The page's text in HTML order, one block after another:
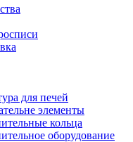
для печей
элементы
кольца
оборудование